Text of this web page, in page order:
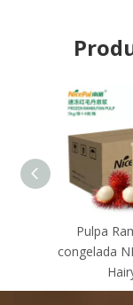
Pulpa
congelada